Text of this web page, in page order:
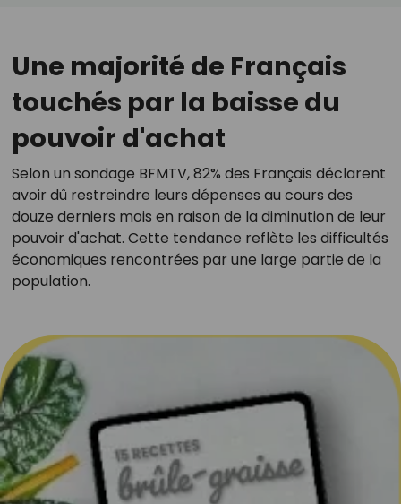
Une majorité de Français
touchés par la baisse du
pouvoir d'achat
Selon un sondage BFMTV, 82% des Français déclarent
avoir dû restreindre leurs dépenses au cours des
douze derniers mois en raison de la diminution de leur
pouvoir d'achat. Cette tendance reflète les difficultés
économiques rencontrées par une large partie de la
population.